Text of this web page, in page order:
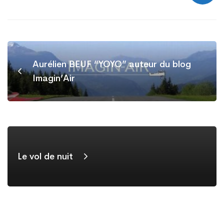
Aurélien BEUF “YOYO” auteur du blog
Imagin’Air
Le vol de nuit